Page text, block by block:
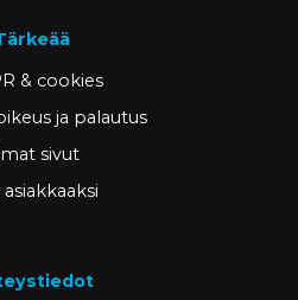
& cookies
ja palautus
sivut
asiakkaaksi